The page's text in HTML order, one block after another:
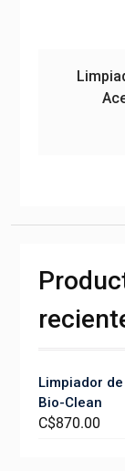
Limpiador
Bio-Clean
C$870.00